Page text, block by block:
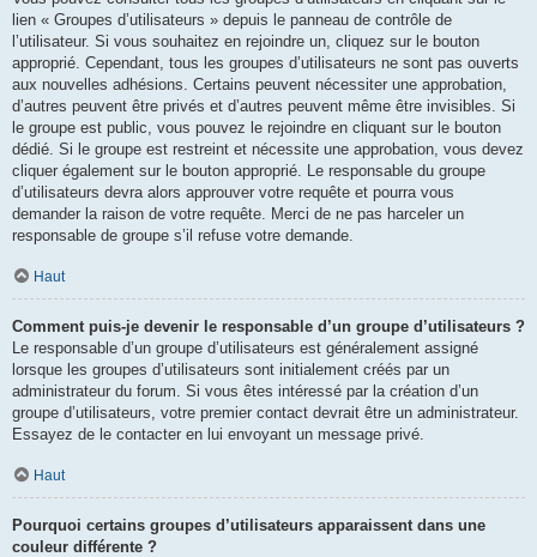
lien « Groupes d’utilisateurs » depuis le panneau de contrôle de
l’utilisateur. Si vous souhaitez en rejoindre un, cliquez sur le bouton
approprié. Cependant, tous les groupes d’utilisateurs ne sont pas ouverts
aux nouvelles adhésions. Certains peuvent nécessiter une approbation,
d’autres peuvent être privés et d’autres peuvent même être invisibles. Si
le groupe est public, vous pouvez le rejoindre en cliquant sur le bouton
dédié. Si le groupe est restreint et nécessite une approbation, vous devez
cliquer également sur le bouton approprié. Le responsable du groupe
d’utilisateurs devra alors approuver votre requête et pourra vous
demander la raison de votre requête. Merci de ne pas harceler un
responsable de groupe s’il refuse votre demande.
Haut
Comment puis-je devenir le responsable d’un groupe d’utilisateurs ?
Le responsable d’un groupe d’utilisateurs est généralement assigné
lorsque les groupes d’utilisateurs sont initialement créés par un
administrateur du forum. Si vous êtes intéressé par la création d’un
groupe d’utilisateurs, votre premier contact devrait être un administrateur.
Essayez de le contacter en lui envoyant un message privé.
Haut
Pourquoi certains groupes d’utilisateurs apparaissent dans une
couleur différente ?